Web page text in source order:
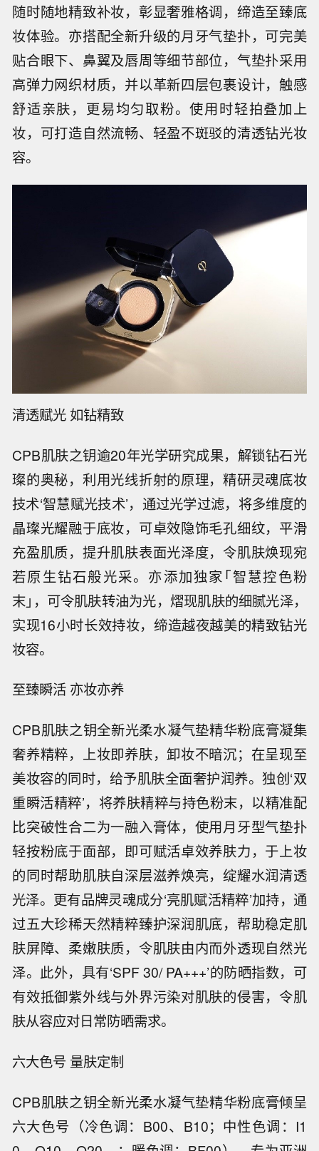
随时随地精致补妆，彰显奢雅格调，缔造至臻底
妆体验。亦搭配全新升级的月牙气垫扑，可完美
贴合眼下、鼻翼及唇周等细节部位，气垫扑采用
高弹力网织材质，并以革新四层包裹设计，触感
舒适亲肤，更易均匀取粉。使用时轻拍叠加上
妆，可打造自然流畅、轻盈不斑驳的清透钻光妆
容。
清透赋光 如钻精致
CPB肌肤之钥逾20年光学研究成果，解锁钻石光
璨的奥秘，利用光线折射的原理，精研灵魂底妆
技术‘智慧赋光技术’，通过光学过滤，将多维度的
晶璨光耀融于底妆，可卓效隐饰毛孔细纹，平滑
充盈肌质，提升肌肤表面光泽度，令肌肤焕现宛
若原生钻石般光采。亦添加独家｢智慧控色粉
末｣，可令肌肤转油为光，熠现肌肤的细腻光泽，
实现16小时长效持妆，缔造越夜越美的精致钻光
妆容。
至臻瞬活 亦妆亦养
CPB肌肤之钥全新光柔水凝气垫精华粉底膏凝集
奢养精粹，上妆即养肤，卸妆不暗沉；在呈现至
美妆容的同时，给予肌肤全面奢护润养。独创‘双
重瞬活精粹’，将养肤精粹与持色粉末，以精准配
比突破性合二为一融入膏体，使用月牙型气垫扑
轻按粉底于面部，即可赋活卓效养肤力，于上妆
的同时帮助肌肤自深层滋养焕亮，绽耀水润清透
光泽。更有品牌灵魂成分‘亮肌赋活精粹’加持，通
过五大珍稀天然精粹臻护深润肌底，帮助稳定肌
肤屏障、柔嫩肤质，令肌肤由内而外透现自然光
泽。此外，具有‘SPF 30/ PA+++’的防晒指数，可
有效抵御紫外线与外界污染对肌肤的侵害，令肌
肤从容应对日常防晒需求。
六大色号 量肤定制
CPB肌肤之钥全新光柔水凝气垫精华粉底膏倾呈
六大色号（冷色调：B00、B10；中性色调：I1